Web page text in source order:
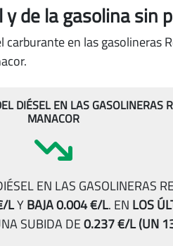
y de la gasolina sin
carburante en las gasolineras
DIÉSEL EN LAS GASOLINERAS
MANACOR
EN LAS GASOLINERAS
LYBAJA 0.004 €/L. EN LOS
SUBIDA DE0.237 €/L(UN